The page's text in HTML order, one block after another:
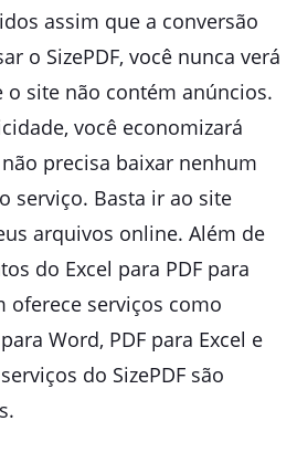
assim que a conversão
o SizePDF, você nunca verá
site não contém anúncios.
você economizará
precisa baixar nenhum
serviço. Basta ir ao site
arquivos online. Além de
do Excel para PDF para
oferece serviços como
Word, PDF para Excel e
do SizePDF são